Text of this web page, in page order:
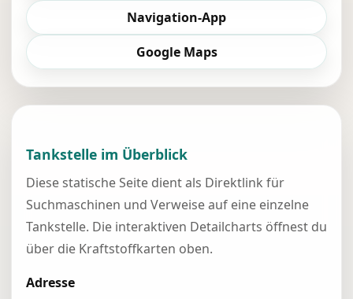
Navigation-App
Google Maps
Tankstelle im Überblick
Diese statische Seite dient als Direktlink für
Suchmaschinen und Verweise auf eine einzelne
Tankstelle. Die interaktiven Detailcharts öffnest du
über die Kraftstoffkarten oben.
Adresse